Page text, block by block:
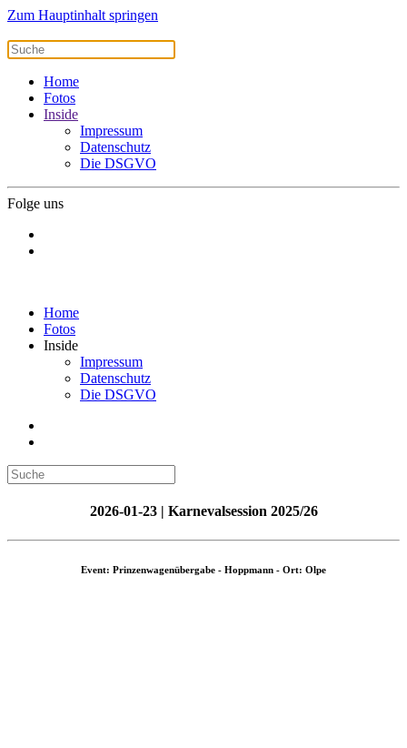
Zum Hauptinhalt springen
Home
Fotos
Inside
Impressum
Datenschutz
Die DSGVO
Folge uns
Home
Fotos
Inside
Impressum
Datenschutz
Die DSGVO
2026-01-23 | Karnevalsession 2025/26
Event: Prinzenwagenübergabe - Hoppmann - Ort: Olpe